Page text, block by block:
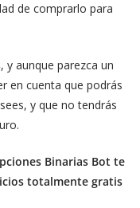
de comprarlo para
, y aunque parezca un
en cuenta que podrás
y que no tendrás
Binarias Bot te
totalmente gratis